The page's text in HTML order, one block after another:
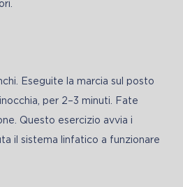
Eseguite la marcia sul posto
per 2–3 minuti. Fate
Questo esercizio avvia i
il sistema linfatico a funzionare